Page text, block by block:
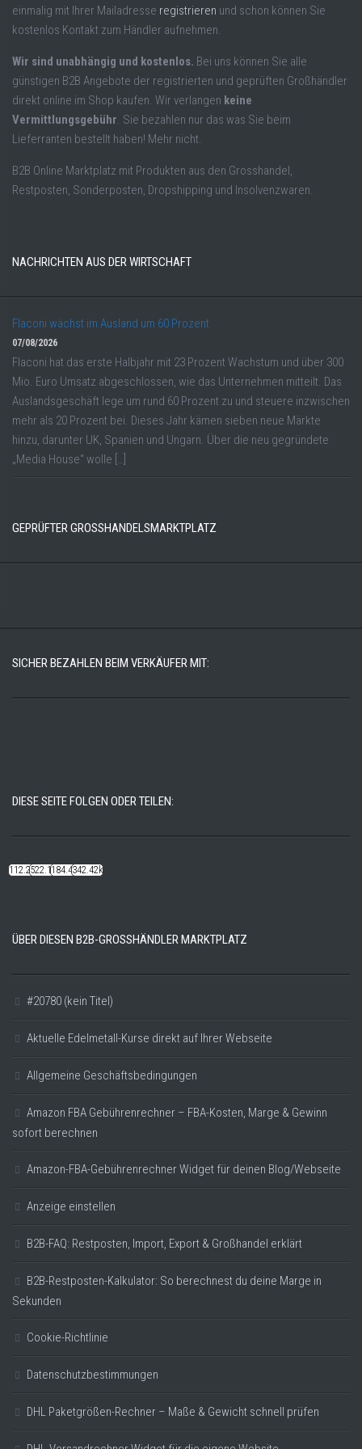
einmalig mit Ihrer Mailadresse registrieren und schon können Sie
kostenlos Kontakt zum Händler aufnehmen.
Wir sind unabhängig und kostenlos. Bei uns können Sie alle
günstigen B2B Angebote der registrierten und geprüften Großhändler
direkt online im Shop kaufen. Wir verlangen keine
Vermittlungsgebühr. Sie bezahlen nur das was Sie beim
Lieferranten bestellt haben! Mehr nicht.
B2B Online Marktplatz mit Produkten aus den Grosshandel,
Restposten, Sonderposten, Dropshipping und Insolvenzwaren.
NACHRICHTEN AUS DER WIRTSCHAFT
Flaconi wächst im Ausland um 60 Prozent
07/08/2026
Flaconi hat das erste Halbjahr mit 23 Prozent Wachstum und über 300
Mio. Euro Umsatz abgeschlossen, wie das Unternehmen mitteilt. Das
Auslandsgeschäft lege um rund 60 Prozent zu und steuere inzwischen
mehr als 20 Prozent bei. Dieses Jahr kämen sieben neue Märkte
hinzu, darunter UK, Spanien und Ungarn. Über die neu gegründete
„Media House“ wolle […]
GEPRÜFTER GROSSHANDELSMARKTPLATZ
SICHER BEZAHLEN BEIM VERKÄUFER MIT:
DIESE SEITE FOLGEN ODER TEILEN:
112.22k522.14k184.48k342.42k
ÜBER DIESEN B2B-GROSSHÄNDLER MARKTPLATZ
#20780 (kein Titel)
Aktuelle Edelmetall-Kurse direkt auf Ihrer Webseite
Allgemeine Geschäftsbedingungen
Amazon FBA Gebührenrechner – FBA-Kosten, Marge & Gewinn
sofort berechnen
Amazon-FBA-Gebührenrechner Widget für deinen Blog/Webseite
Anzeige einstellen
B2B-FAQ: Restposten, Import, Export & Großhandel erklärt
B2B-Restposten-Kalkulator: So berechnest du deine Marge in
Sekunden
Cookie-Richtlinie
Datenschutzbestimmungen
DHL Paketgrößen-Rechner – Maße & Gewicht schnell prüfen